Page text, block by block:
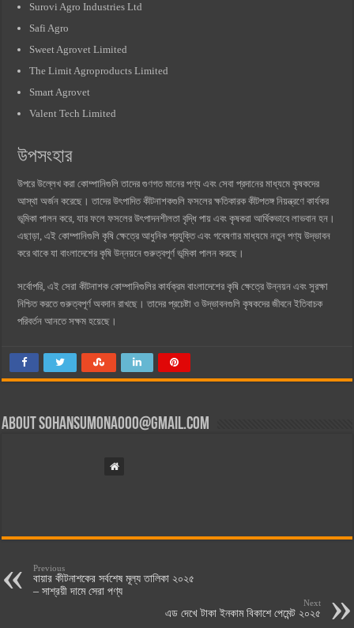
Surovi Agro Industries Ltd
Safi Agro
Sweet Agrovet Limited
The Limit Agroproducts Limited
Smart Agrovet
Valent Tech Limited
উপসংহার
উপরে উল্লেখ করা কোম্পানিগুলি তাদের গুণগত মানের পণ্য এবং সেবা প্রদানের মাধ্যমে কৃষকদের
আস্থা অর্জন করেছে। তাদের উৎপাদিত কীটনাশকগুলি ফসলের ক্ষতিকারক কীটপতঙ্গ নিয়ন্ত্রণে কার্যকর
ভূমিকা পালন করে, যার ফলে ফসলের উৎপাদনশীলতা বৃদ্ধি পায় এবং কৃষকরা আর্থিকভাবে লাভবান হন।
এছাড়া, এই কোম্পানিগুলি কৃষি ক্ষেত্রে আধুনিক প্রযুক্তি এবং গবেষণার মাধ্যমে নতুন পণ্য উদ্ভাবন
করে থাকে যা বাংলাদেশের কৃষি উন্নয়নে গুরুত্বপূর্ণ ভূমিকা পালন করছে।
সর্বোপরি, এই সেরা কীটনাশক কোম্পানিগুলির কার্যক্রম বাংলাদেশের কৃষি ক্ষেত্রে উন্নয়ন এবং সুরক্ষা
নিশ্চিত করতে গুরুত্বপূর্ণ অবদান রাখছে। তাদের প্রচেষ্টা ও উদ্ভাবনগুলি কৃষকদের জীবনে ইতিবাচক
পরিবর্তন আনতে সক্ষম হয়েছে।
Aboutsohansumona000@gmail.com
Previous
বায়ার কীটনাশকের সর্বশেষ মূল্য তালিকা ২০২৫
– সাশ্রয়ী দামে সেরা পণ্য
Next
এড দেখে টাকা ইনকাম বিকাশে পেমেন্ট ২০২৫